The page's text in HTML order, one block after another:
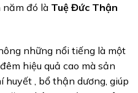
đó là Tuệ Đức Thận
những nổi tiếng là một
hiệu quả cao mà sản
huyết , bổ thận dương, giúp